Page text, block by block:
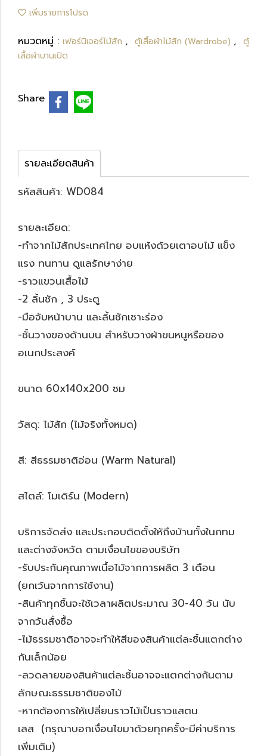
เพิ่มรายการโปรด
หมวดหมู่ : เฟอร์นิเจอร์ไม้สัก , ตู้เสื้อผ้าไม้สัก (Wardrobe) , ตู้
เสื้อผ้าบานเปิด
Share
รายละเอียดสินค้า
รหัสสินค้า: WD084
รายละเอียด:
-ทำจากไม้สักประเทศไทย อบแห้งด้วยเตาอบไม้ แข็ง
แรง ทนทาน ดูแลรักษาง่าย
-ราวแขวนเสื้อไม้
-2 ลิ้นชัก , 3 ประตู
-มือจับหน้าบาน และลิ้นชักเซาะร่อง
-ชั้นวางของด้านบน สำหรับวางผ้าขนหนูหรือของ
อเนกประสงค์
ขนาด 60x140x200 ซม
วัสดุ: ไม้สัก (ไม้จริงทั้งหมด)
สี: สีธรรมชาติอ่อน (Warm Natural)
สไตล์: โมเดิร์น (Modern)
บริการจัดส่ง และประกอบติดตั้งให้ถึงบ้านทั้งในกทม
และต่างจังหวัด ตามเงื่อนไขของบริษัท
-รับประกันคุณภาพเนื้อไม้จากการผลิต 3 เดือน
(ยกเว้นจากการใช้งาน)
-สินค้าทุกชิ้นจะใช้เวลาผลิตประมาณ 30-40 วัน นับ
จากวันสั่งซื้อ
-ไม้ธรรมชาติอาจจะทำให้สีของสินค้าแต่ละชิ้นแตกต่าง
กันเล็กน้อย
-ลวดลายของสินค้าแต่ละชิ้นอาจจะแตกต่างกันตาม
ลักษณะธรรมชาติของไม้
-หากต้องการให้เปลี่ยนราวไม้เป็นราวแสตน
เลส (กรุณาบอกเงื่อนไขมาด้วยทุกครั้ง-มีค่าบริการ
เพิ่มเติม)